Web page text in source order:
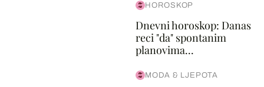
HOROSKOP
Dnevni horoskop: Danas
reci "da" spontanim
planovima...
MODA & LJEPOTA